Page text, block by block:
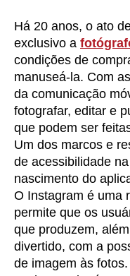
Há 20 anos, o ato
exclusivo a
condições de
manuseá-la. Com
da comunicação
fotografar, editar e
que podem ser
Um dos marcos e
de acessibilidade
nascimento do
O Instagram é uma
permite que os
que produzem,
divertido, com a
de imagem às